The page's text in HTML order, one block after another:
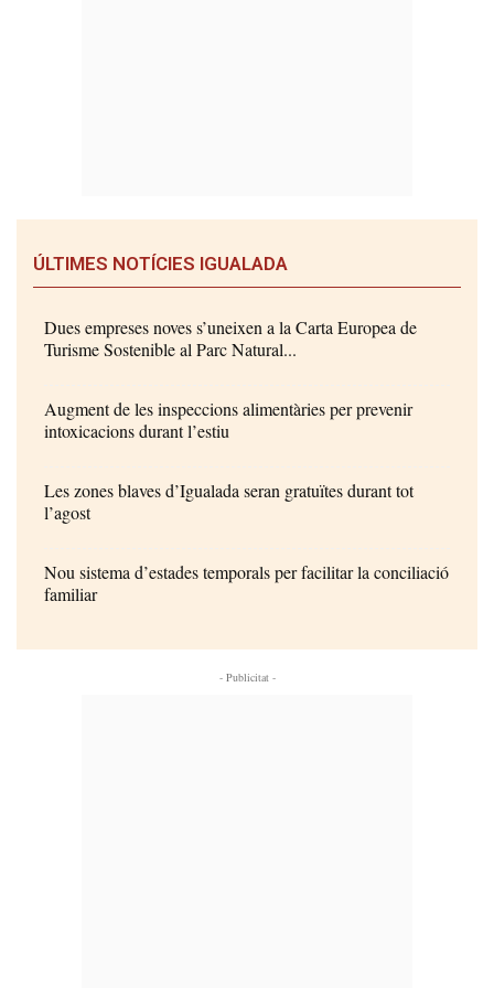
ÚLTIMES NOTÍCIES IGUALADA
Dues empreses noves s’uneixen a la Carta Europea de
Turisme Sostenible al Parc Natural...
Augment de les inspeccions alimentàries per prevenir
intoxicacions durant l’estiu
Les zones blaves d’Igualada seran gratuïtes durant tot
l’agost
Nou sistema d’estades temporals per facilitar la conciliació
familiar
- Publicitat -